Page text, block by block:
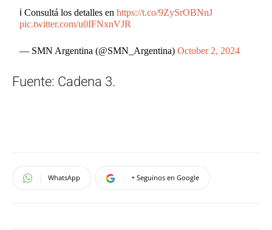
ℹ️ Consultá los detalles enhttps://t.co/9ZySrOBNnJ
pic.twitter.com/u0IFNxnVJR
— SMN Argentina (@SMN_Argentina)October 2, 2024
Fuente: Cadena 3.
WhatsApp + Seguinos en Google